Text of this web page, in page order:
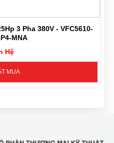
3 Pha 380V - VFC5610-
MNA
Hệ
MUA